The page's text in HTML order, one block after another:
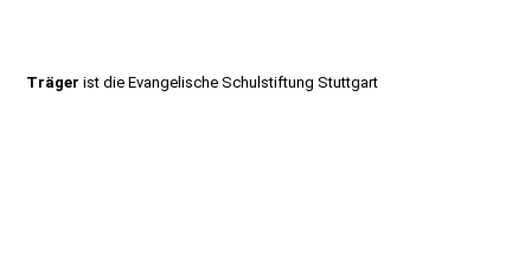
Träger ist dieEvangelische Schulstiftung Stuttgart